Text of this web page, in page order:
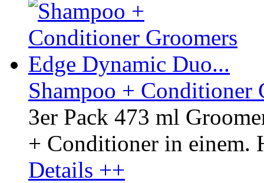
Shampoo + Conditioner
3er Pack 473 ml
+ Conditioner in einem.
Details ++